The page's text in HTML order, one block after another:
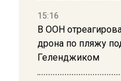
15:16
В ООН
дрона по пляжу
Геленджиком